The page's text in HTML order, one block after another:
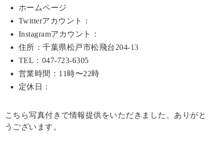
ホームページ
Twitterアカウント：
Instagramアカウント：
住所：千葉県松戸市松飛台204-13
TEL：047-723-6305
営業時間：11時〜22時
定休日：
こちら写真付きで情報提供をいただきました。ありがと
うございます。